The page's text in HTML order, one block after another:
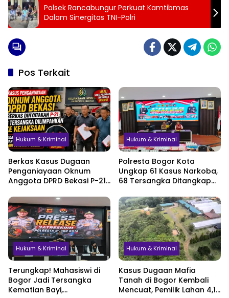
Polsek Rancabungur Perkuat Kamtibmas
Dalam Sinergitas TNI-Polri
Pos Terkait
Hukum & Kriminal
Berkas Kasus Dugaan
Penganiayaan Oknum
Anggota DPRD Bekasi P-21,
Jadi Sorotan
Hukum & Kriminal
Polresta Bogor Kota
Ungkap 61 Kasus Narkoba,
68 Tersangka Ditangkap
Hukum & Kriminal
Terungkap! Mahasiswi di
Bogor Jadi Tersangka
Kematian Bayi,
Hukum & Kriminal
Kasus Dugaan Mafia
Tanah di Bogor Kembali
Mencuat, Pemilik Lahan 4,1